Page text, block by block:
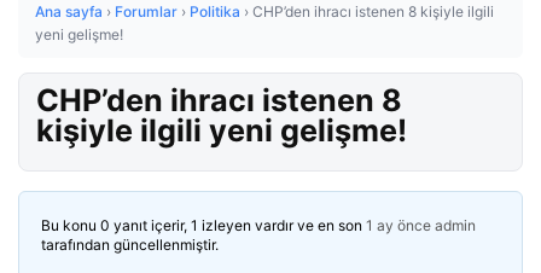
Ana sayfa › Forumlar › Politika › CHP’den ihracı istenen 8 kişiyle ilgili
yeni gelişme!
CHP’den ihracı istenen 8
kişiyle ilgili yeni gelişme!
Bu konu 0 yanıt içerir, 1 izleyen vardır ve en son 1 ay önce admin
tarafından güncellenmiştir.